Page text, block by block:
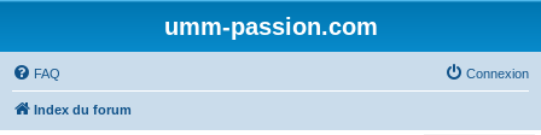
umm-passion.com
FAQ Connexion
Index du forum